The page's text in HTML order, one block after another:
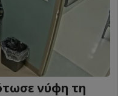
νύφη τη